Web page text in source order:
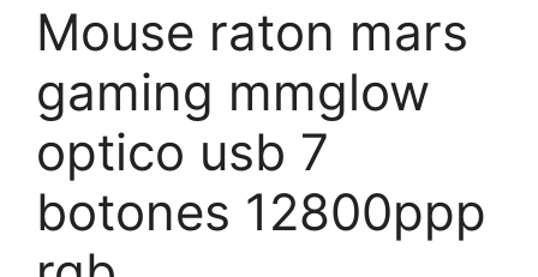
Mouse raton mars
gaming mmglow
optico usb 7
botones 12800ppp